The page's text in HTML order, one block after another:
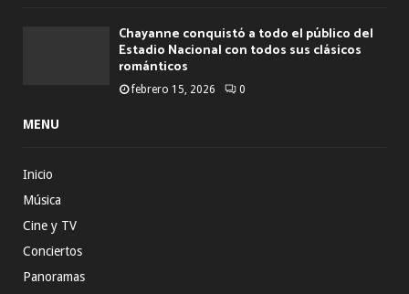
Chayanne conquistó a todo el público del
Estadio Nacional con todos sus clásicos
románticos
febrero 15, 2026 0
MENU
Inicio
Música
Cine y TV
Conciertos
Panoramas